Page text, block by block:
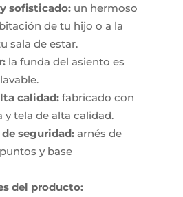
sofisticado: un hermoso
de tu hijo o a la
sala de estar.
la funda del asiento es
calidad: fabricado con
y tela de alta calidad.
seguridad: arnés de
y base
del producto: